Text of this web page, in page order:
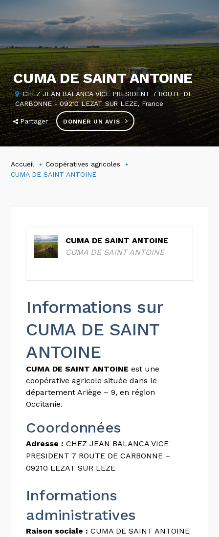
CUMA DE SAINT ANTOINE
CHEZ JEAN BALANCA VICE PRESIDENT 7 ROUTE DE
CARBONNE - 09210 LEZAT SUR LEZE, France
Partager DONNER UN AVIS
Accueil
Coopératives agricoles
CUMA DE SAINT ANTOINE
CUMA DE SAINT ANTOINE
CUMA DE SAINT ANTOINE
Informations sur
CUMA DE SAINT
ANTOINE
CUMA DE SAINT ANTOINE est une
coopérative agricole située dans le
département Ariège – 9, en région
Occitanie.
Coordonnées
Adresse : CHEZ JEAN BALANCA VICE
PRESIDENT 7 ROUTE DE CARBONNE –
09210 LEZAT SUR LEZE
Informations
administratives
Raison sociale : CUMA DE SAINT ANTOINE